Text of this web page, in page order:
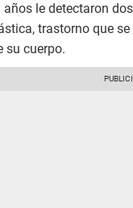
le detectaron
trastorno que
su cuerpo.